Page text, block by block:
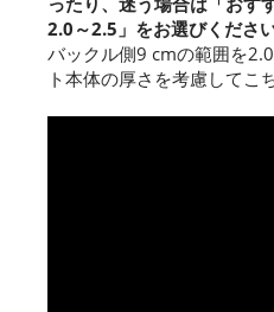
2.0～2.5」をお選びください
バックル側9 cmの範囲を
ト本体の厚さを考慮してこ